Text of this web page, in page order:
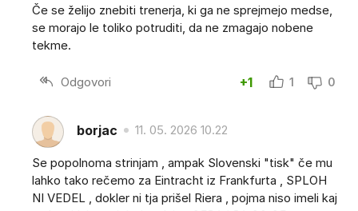
Če se želijo znebiti trenerja, ki ga ne sprejmejo medse,
se morajo le toliko potruditi, da ne zmagajo nobene
tekme.
Odgovori +1 1 0
borjac 11. 05. 2026 10.22
Se popolnoma strinjam , ampak Slovenski "tisk" če mu
lahko tako rečemo za Eintracht iz Frankfurta , SPLOH
NI VEDEL , dokler ni tja prišel Riera , pojma niso imeli kaj